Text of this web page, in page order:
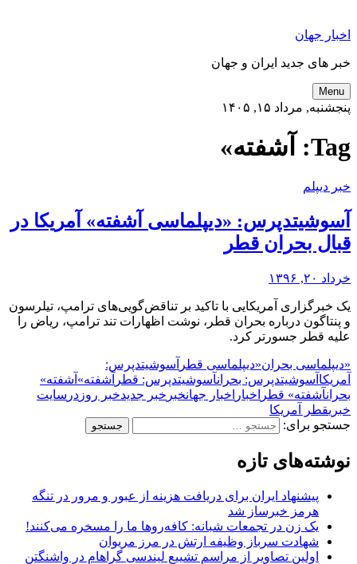
اخبار جهان
خبر های جدید ایران و جهان
Menu
پنجشنبه, مرداد ۱۵, ۱۴۰۵
Tag: آشفته»
خبر دیپلم
آسوشیتدپرس: «دیپلماسی آشفته» آمریکا در
قبال بحران قطر
خرداد ۲۰, ۱۳۹۶
یک خبرگزاری آمریکایی با تاکید بر تناقض‌گویی‌های ترامپ، تیلرسون
و پنتاگون درباره بحران قطر، نوشت اظهارات تند ترامپ، ریاض را
علیه قطر جسورتر کرد.
«دیپلماسی بحران«دیپلماسی قطر آسوشیتدپرس:
آمریکا آسوشیتدپرس: بحرانآسوشیتدپرس: قطر آشفته» آشفته»
بحرانآشفته» قطر اخبار اخبار جهانخبر خبر جدیدخبر روز در سایت
خبریقطر آمریکا
جستجو برای:
نوشته‌های تازه
پیشنهاد ایران برای دریافت هزینه از عبور و مرور در تنگه
هرمز خبرساز شد
یک زن در تجمعات شبانه: کافه‌روها ما را مسخره می‌کنند!
شهادت سرباز وظیفه ارتش در مرز مریوان
اولین تصاویر از مراسم تشییع لیندسی گراهام در واشنگتن